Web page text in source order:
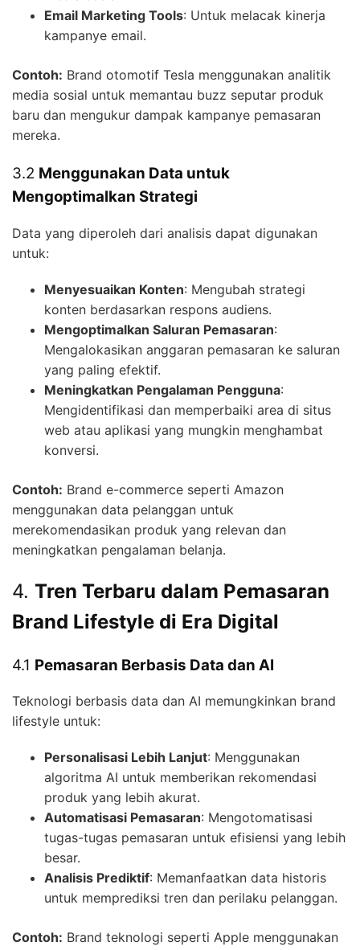
Email Marketing Tools: Untuk melacak kinerja
kampanye email.
Contoh: Brand otomotif Tesla menggunakan analitik
media sosial untuk memantau buzz seputar produk
baru dan mengukur dampak kampanye pemasaran
mereka.
3.2 Menggunakan Data untuk
Mengoptimalkan Strategi
Data yang diperoleh dari analisis dapat digunakan
untuk:
Menyesuaikan Konten: Mengubah strategi
konten berdasarkan respons audiens.
Mengoptimalkan Saluran Pemasaran:
Mengalokasikan anggaran pemasaran ke saluran
yang paling efektif.
Meningkatkan Pengalaman Pengguna:
Mengidentifikasi dan memperbaiki area di situs
web atau aplikasi yang mungkin menghambat
konversi.
Contoh: Brand e-commerce seperti Amazon
menggunakan data pelanggan untuk
merekomendasikan produk yang relevan dan
meningkatkan pengalaman belanja.
4. Tren Terbaru dalam Pemasaran
Brand Lifestyle di Era Digital
4.1 Pemasaran Berbasis Data dan AI
Teknologi berbasis data dan AI memungkinkan brand
lifestyle untuk:
Personalisasi Lebih Lanjut: Menggunakan
algoritma AI untuk memberikan rekomendasi
produk yang lebih akurat.
Automatisasi Pemasaran: Mengotomatisasi
tugas-tugas pemasaran untuk efisiensi yang lebih
besar.
Analisis Prediktif: Memanfaatkan data historis
untuk memprediksi tren dan perilaku pelanggan.
Contoh: Brand teknologi seperti Apple menggunakan